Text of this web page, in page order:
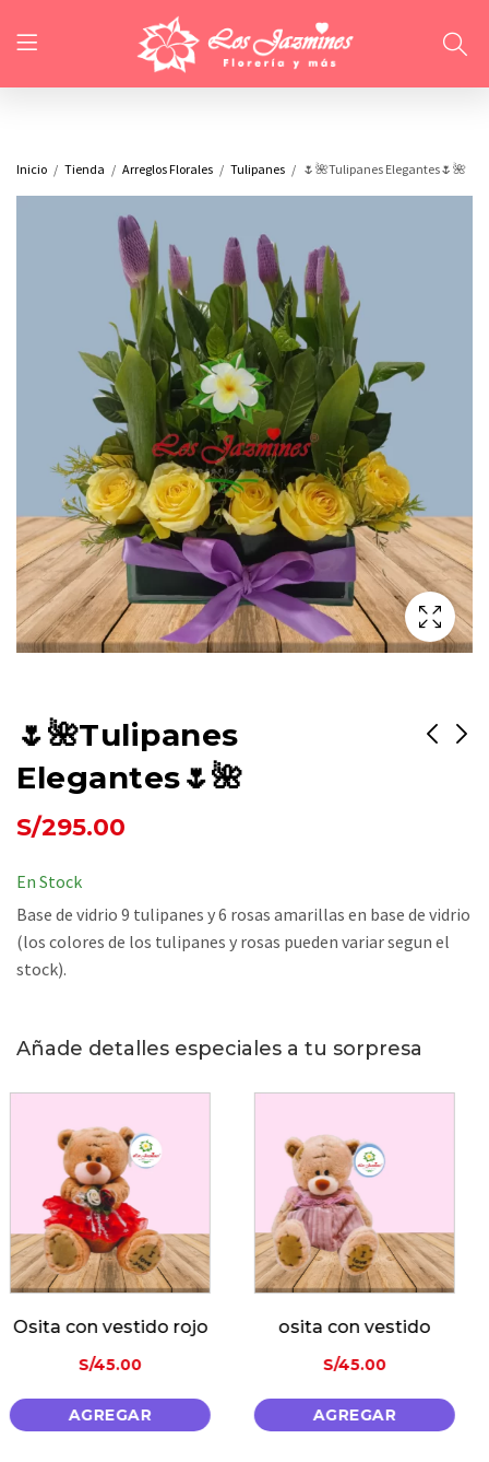
Inicio Tienda Arreglos Florales Tulipanes 🌷🌺Tulipanes Elegantes🌷🌺
🌷🌺Tulipanes
Elegantes🌷🌺
S/295.00
En Stock
Base de vidrio 9 tulipanes y 6 rosas amarillas en base de vidrio
(los colores de los tulipanes y rosas pueden variar segun el
stock).
Añade detalles especiales a tu sorpresa
osita con vestido
S/45.00
AGREGAR
S/85.00
AGREGAR